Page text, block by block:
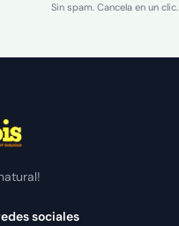
Sin spam. Cancela en un clic.
sociales